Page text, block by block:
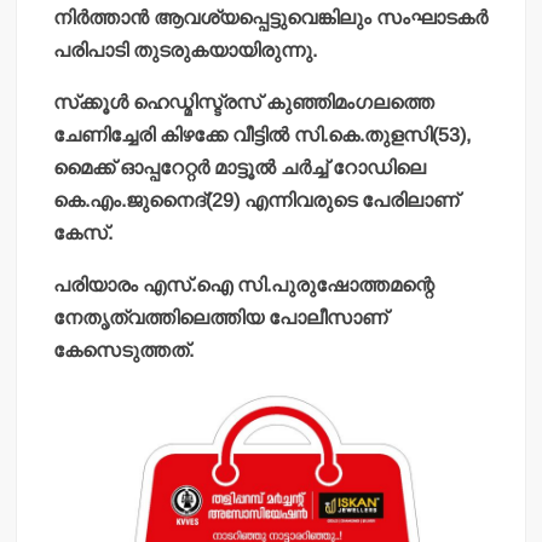
നിര്‍ത്താന്‍ ആവശ്യപ്പെട്ടുവെങ്കിലും സംഘാടകര്‍
പരിപാടി തുടരുകയായിരുന്നു.
സ്‌ക്കൂള്‍ ഹെഡ്മിസ്ട്രസ് കുഞ്ഞിമംഗലത്തെ
ചേണിച്ചേരി കിഴക്കേ വീട്ടില്‍ സി.കെ.തുളസി(53),
മൈക്ക് ഓപ്പറേറ്റര്‍ മാട്ടൂല്‍ ചര്‍ച്ച് റോഡിലെ
കെ.എം.ജുനൈദ്(29) എന്നിവരുടെ പേരിലാണ്
കേസ്.
പരിയാരം എസ്.ഐ സി.പുരുഷോത്തമന്റെ
നേതൃത്വത്തിലെത്തിയ പോലീസാണ്
കേസെടുത്തത്.